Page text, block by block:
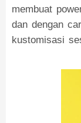
membuat
dan dengan
kustomisasi